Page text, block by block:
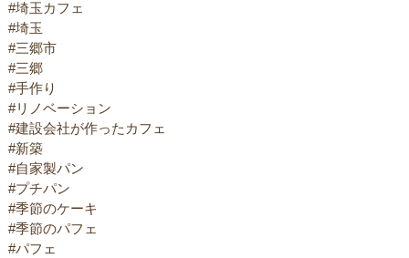
#埼玉カフェ
#埼玉
#三郷市
#三郷
#手作り
#リノベーション
#建設会社が作ったカフェ
#新築
#自家製パン
#プチパン
#季節のケーキ
#季節のパフェ
#パフェ